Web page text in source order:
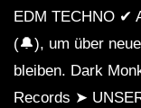
EDM TECHNO ✔
(🔔), um über
bleiben. Dark
Records ➤